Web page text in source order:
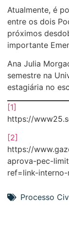
Atualmente, é
entre os dois
próximos
importante
Ana Julia
semestre na
estagiária no
[1]
https://
[2]
https://
aprova-pec-
ref=link-interno-
Processo